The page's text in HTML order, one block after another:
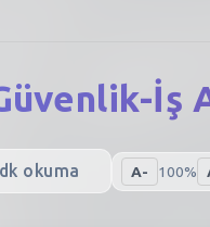
İş
dk okuma A- 100%